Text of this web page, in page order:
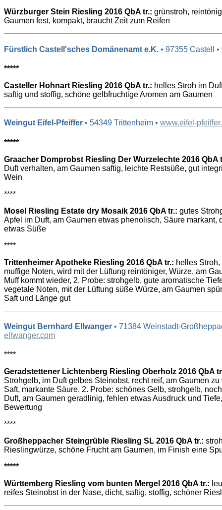
Würzburger Stein Riesling 2016 QbA tr.: grünstroh,
Gaumen fest, kompakt, braucht Zeit zum Reifen
Fürstlich Castell'sches Domänenamt e.K. • 97355 Castell •
*****
Casteller Hohnart Riesling 2016 QbA tr.: helles Stroh im
saftig und stoffig, schöne gelbfruchtige Aromen am Gaumen
Weingut Eifel-Pfeiffer • 54349 Trittenheim • www.eifel-
*****
Graacher Domprobst Riesling Der Wurzelechte 2016 QbA
Duft verhalten, am Gaumen saftig, leichte Restsüße, gut
Wein
****
Mosel Riesling Estate dry Mosaik 2016 QbA tr.: gutes
Apfel im Duft, am Gaumen etwas phenolisch, Säure markant,
etwas Süße
****
Trittenheimer Apotheke Riesling 2016 QbA tr.: helles
muffige Noten, wird mit der Lüftung reintöniger, Würze, am
Muff kommt wieder, 2. Probe: strohgelb, gute aromatische
vegetale Noten, mit der Lüftung süße Würze, am Gaumen
Saft und Länge gut
Weingut Bernhard Ellwanger • 71384 Weinstadt-
ellwanger.com
****
Geradstettener Lichtenberg Riesling Oberholz 2016 QbA
Strohgelb, im Duft gelbes Steinobst, recht reif, am Gaumen
Saft, markante Säure, 2. Probe: schönes Gelb, strohgelb,
Duft, am Gaumen geradlinig, fehlen etwas Ausdruck und
Bewertung
****
Großheppacher Steingrüble Riesling SL 2016 QbA tr.:
Rieslingwürze, schöne Frucht am Gaumen, im Finish eine
*****
Württemberg Riesling vom bunten Mergel 2016 QbA tr.:
reifes Steinobst in der Nase, dicht, saftig, stoffig, schöner